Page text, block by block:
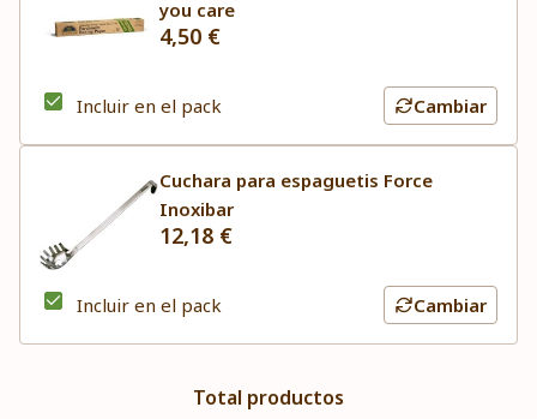
you care
4,50 €
Incluir en el pack Cambiar
Cuchara para espaguetis Force
Inoxibar
12,18 €
Incluir en el pack Cambiar
Total productos